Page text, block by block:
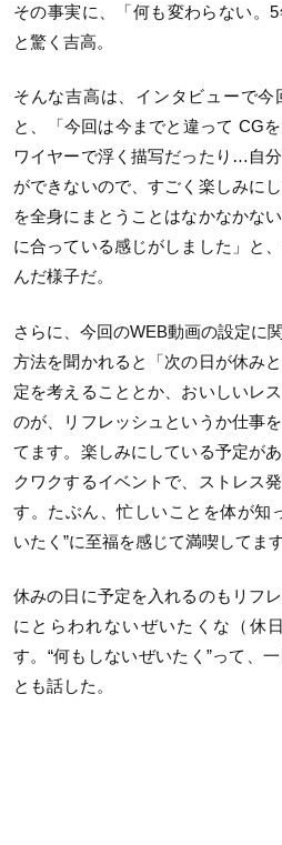
その事実に、「何も変わらない。5
と驚く吉高。
そんな吉高は、インタビューで今
と、「今回は今までと違って CG
ワイヤーで浮く描写だったり … 自
ができないので、すごく楽しみに
を全身にまとうことはなかなかな
に合っている感じがしました」と
んだ様子だ。
さらに、今回のWEB動画の設定に
方法を聞かれると「次の日が休み
定を考えることとか、おいしいレ
のが、リフレッシュというか仕事
てます。楽しみにしている予定が
クワクするイベントで、ストレス
す。たぶん、忙しいことを体が知
いたく”に至福を感じて満喫してま
休みの日に予定を入れるのもリフ
にとらわれないぜいたくな（休
す。“何もしないぜいたく”って、
とも話した。